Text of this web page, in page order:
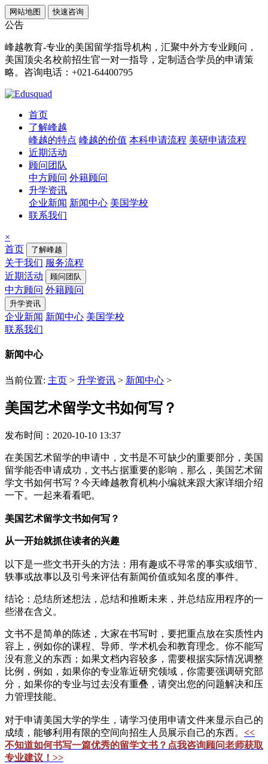
网站地图 快速咨询
公告
峰越教育-专业的美国留学指导机构，汇聚中外方专业顾问，
美国顶尖名校前招生官一对一指导，定制适合学员的申请策
略。咨询电话：+021-64400795
首页
了解峰越
峰越的特点 峰越的价值 本科申请流程 美研申请流程
近期活动
顾问团队
中方顾问 外籍顾问
升学资讯
企业新闻 新闻中心 美国学校
联系我们
×
首页
了解峰越
关于我们 服务流程
近期活动
顾问团队
中方顾问 外籍顾问
升学资讯
企业新闻 新闻中心 美国学校
联系我们
新闻中心
当前位置: 主页 > 升学资讯 > 新闻中心 >
美国艺术留学文书如何写？
发布时间：2020-10-10 13:37
在美国艺术留学的申请中，文书是不可缺少的重要部分，美国
留学能否申请成功，文书占据重要的影响，那么，美国艺术留
学文书如何书写？今天峰越教育机构小编就来跟大家详细介绍
一下。一起来看看吧。
美国艺术留学文书如何写？
从一开始就抓住读者的兴趣
以下是一些文书开头的方法：用有趣或不寻常的事实或细节、
轶事或故事以及引号来评估有新闻价值或知名度的事件。
结论：总结所述想法，总结和推断未来，并总结应用程序的一
些潜在含义。
文书不是简单的陈述，大家在书写时，要把重点放在实质性内
容上，例如你的课程、导师、学术机会和教育理念。你不能写
没有意义的东西；如果文档内容较多，需要根据实际情况调整
比例，例如，如果你的专业靠近研究领域，你需要强调研究部
分，如果你的专业与过去没有重叠，请突出您的问题解决和压
力管理技能。
对于申请美国大学的学生，请学习使用申请文件来显示自己的
成绩，能够利用有限的空间向招生人员展示自己的东西。 <<
不知道如何书写一篇优秀的留学文书？点我咨询顾问老师获取
专业建议！>>